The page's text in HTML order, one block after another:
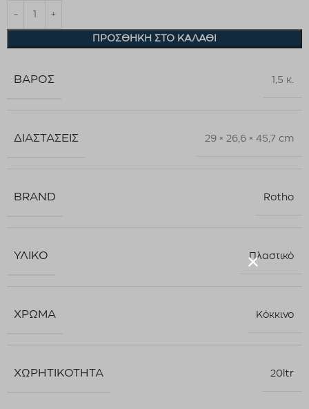
ΠΡΟΣΘΉΚΗ ΣΤΟ ΚΑΛΆΘΙ
ΒΆΡΟΣ 1,5 κ.
ΔΙΑΣΤΆΣΕΙΣ 29 × 26,6 × 45,7 cm
BRAND Rotho
ΥΛΙΚΌ Πλαστικό
ΧΡΏΜΑ Κόκκινο
ΧΩΡΗΤΙΚΌΤΗΤΑ 20ltr